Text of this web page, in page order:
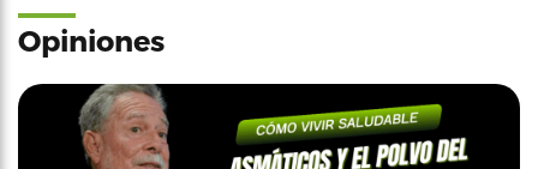
Opiniones